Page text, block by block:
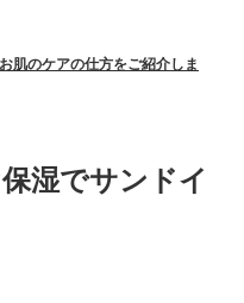
肌のケアの仕方をご紹介しま
湿でサンドイ